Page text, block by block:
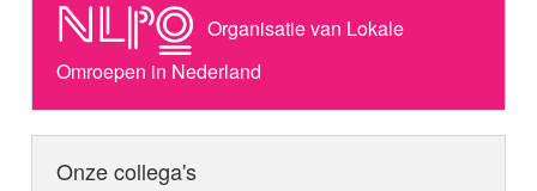
Organisatie van Lokale
Omroepen in Nederland
Onze collega's